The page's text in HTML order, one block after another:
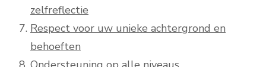
zelfreflectie
Respect voor uw unieke achtergrond en
behoeften